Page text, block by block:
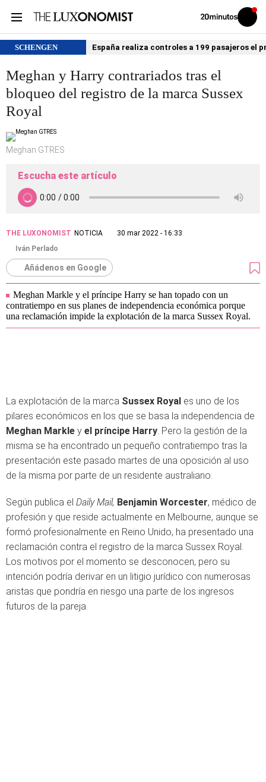
Volver
Iniciar
sesión
SCHENGEN España realiza controles a 199 pasajeros el
Meghan y Harry contrariados tras el
bloqueo del registro de la marca Sussex
Royal
Meghan GTRES
Escucha este artículo
THE LUXONOMIST NOTICIA
30 mar 2022 - 16:33
Iván Perlado
Añádenos en Google
Meghan Markle y el príncipe Harry se han topado con un
contratiempo en sus planes de independencia económica porque
una reclamación impide la explotación de la marca Sussex Royal.
La explotación de la marca Sussex Royal es uno de los
pilares económicos en los que se basa la independencia de
Meghan Markle y el príncipe Harry. Pero la gestión de la
misma se ha encontrado un pequeño contratiempo tras la
presentación este pasado martes de una oposición al uso
de la misma por parte de un residente australiano.
Según publica el Daily Mail, Benjamin Worcester, médico de
profesión y que reside actualmente en Melbourne, aunque se
formó profesionalmente en Reino Unido, ha presentado una
reclamación contra el registro de la marca Sussex Royal.
Los motivos por el momento se desconocen, pero su
intención podría derivar en un litigio jurídico con numerosas
aristas que pondría en riesgo una parte de los ingresos
futuros de la pareja.